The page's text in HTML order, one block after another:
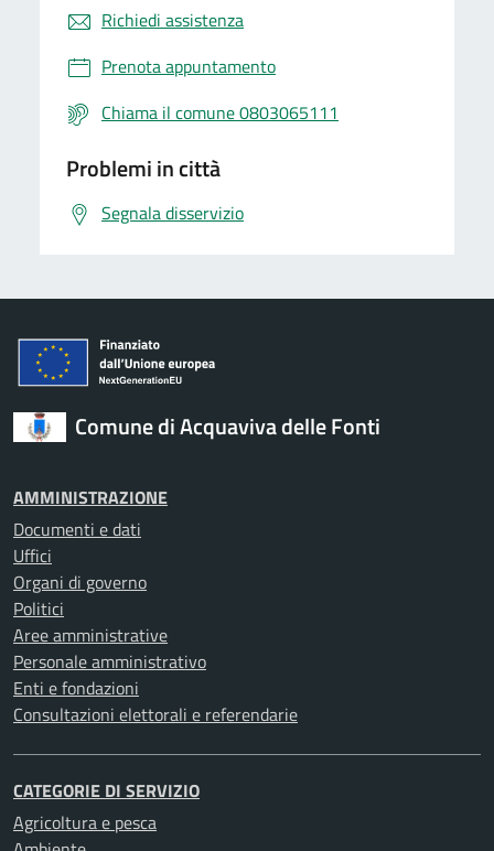
Richiedi assistenza
Prenota appuntamento
Chiama il comune 0803065111
Problemi in città
Segnala disservizio
Comune di Acquaviva delle Fonti
AMMINISTRAZIONE
Documenti e dati
Uffici
Organi di governo
Politici
Aree amministrative
Personale amministrativo
Enti e fondazioni
Consultazioni elettorali e referendarie
CATEGORIE DI SERVIZIO
Agricoltura e pesca